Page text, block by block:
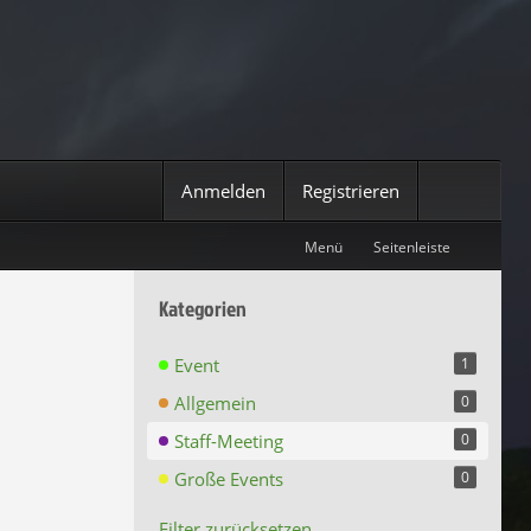
Anmelden Registrieren
Menü Seitenleiste
Kategorien
Event 1
Allgemein 0
Staff-Meeting 0
Große Events 0